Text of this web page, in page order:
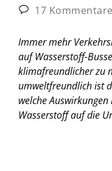
17 Kommentare
Immer mehr
auf Wasserstoff-
klimafreundlicher zu
umweltfreundlich ist
welche
Wasserstoff auf die